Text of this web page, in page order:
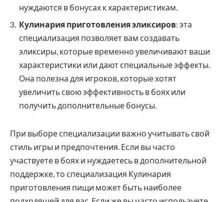
нуждаются в бонусах к характеристикам.
Кулинария приготовления эликсиров: эта
специализация позволяет вам создавать
эликсиры, которые временно увеличивают ваши
характеристики или дают специальные эффекты.
Она полезна для игроков, которые хотят
увеличить свою эффективность в боях или
получить дополнительные бонусы.
При выборе специализации важно учитывать свой
стиль игры и предпочтения. Если вы часто
участвуете в боях и нуждаетесь в дополнительной
поддержке, то специализация Кулинария
приготовления пищи может быть наиболее